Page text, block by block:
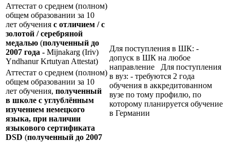
Аттестат о среднем (полном)
общем образовании за 10
лет обучения с отличием / с
золотой / серебряной
медалью (полученный до
2007 года - Mijnakarg (Iriv)
Yndhanur Krtutyan Attestat)
Для поступления в ШК: -
допуск в ШК на любое
направление Для поступления
в вуз: - требуются 2 года
обучения в аккредитованном
вузе по тому профилю, по
которому планируется обучение
в Германии
Аттестат о среднем (полном)
общем образовании за 10
лет обучения, полученный
в школе с углублённым
изучением немецкого
языка, при наличии
языкового сертификата
DSD (полученный до 2007